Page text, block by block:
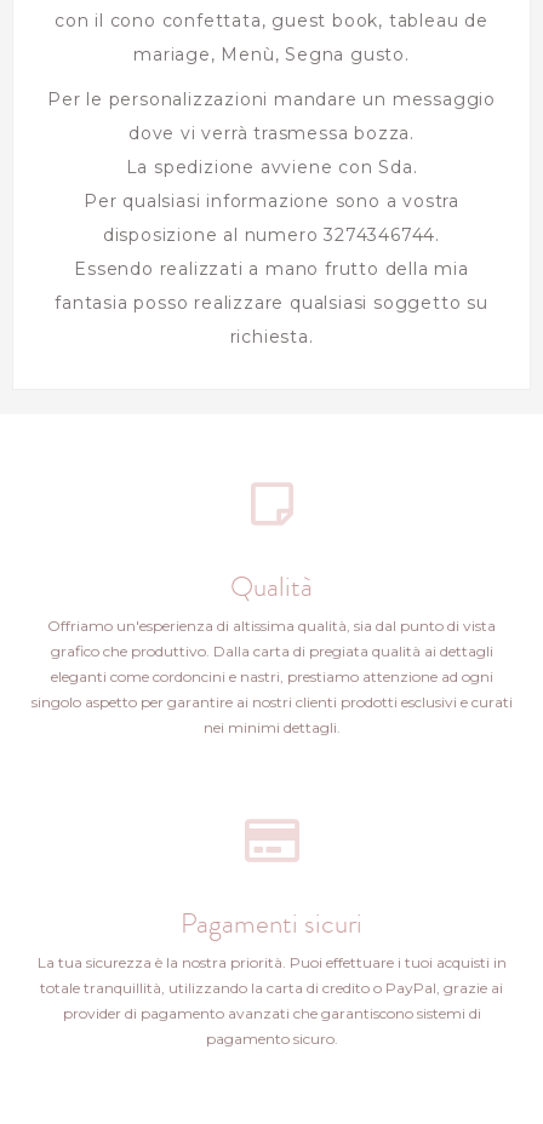
con il cono confettata, guest book, tableau de
mariage, Menù, Segna gusto.
Per le personalizzazioni mandare un messaggio
dove vi verrà trasmessa bozza.
La spedizione avviene con Sda.
Per qualsiasi informazione sono a vostra
disposizione al numero 3274346744.
Essendo realizzati a mano frutto della mia
fantasia posso realizzare qualsiasi soggetto su
richiesta.
Qualità
Offriamo un'esperienza di altissima qualità, sia dal punto di vista
grafico che produttivo. Dalla carta di pregiata qualità ai dettagli
eleganti come cordoncini e nastri, prestiamo attenzione ad ogni
singolo aspetto per garantire ai nostri clienti prodotti esclusivi e curati
nei minimi dettagli.
Pagamenti sicuri
La tua sicurezza è la nostra priorità. Puoi effettuare i tuoi acquisti in
totale tranquillità, utilizzando la carta di credito o PayPal, grazie ai
provider di pagamento avanzati che garantiscono sistemi di
pagamento sicuro.